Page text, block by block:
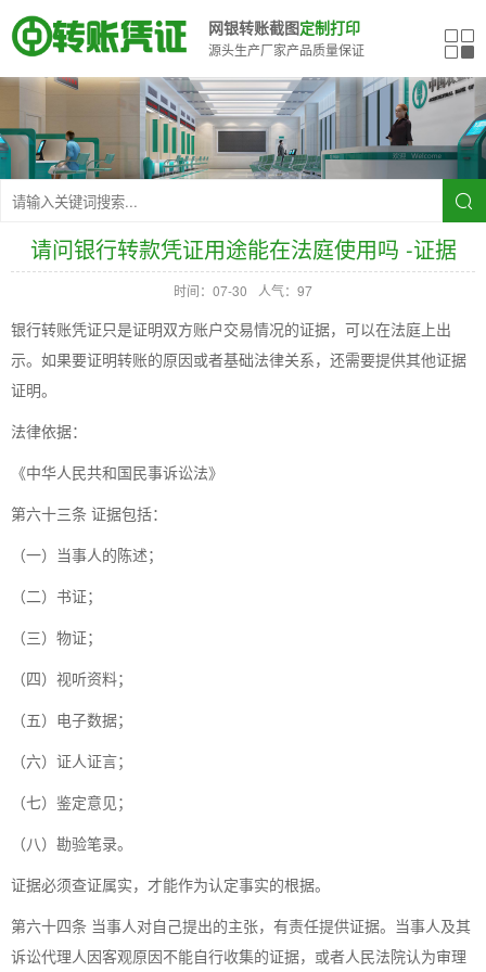
网银转账截图定制打印
源头生产厂家产品质量保证
请问银行转款凭证用途能在法庭使用吗 -证据
时间：07-30 人气：97
银行转账凭证只是证明双方账户交易情况的证据，可以在法庭上出
示。如果要证明转账的原因或者基础法律关系，还需要提供其他证据
证明。
法律依据：
《中华人民共和国民事诉讼法》
第六十三条 证据包括：
（一）当事人的陈述；
（二）书证；
（三）物证；
（四）视听资料；
（五）电子数据；
（六）证人证言；
（七）鉴定意见；
（八）勘验笔录。
证据必须查证属实，才能作为认定事实的根据。
第六十四条 当事人对自己提出的主张，有责任提供证据。当事人及其
诉讼代理人因客观原因不能自行收集的证据，或者人民法院认为审理